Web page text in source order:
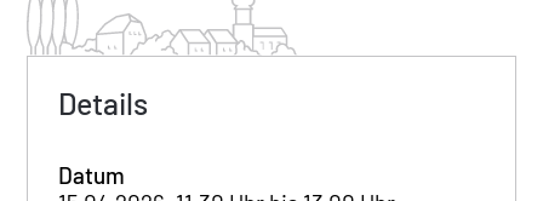
Details
Datum